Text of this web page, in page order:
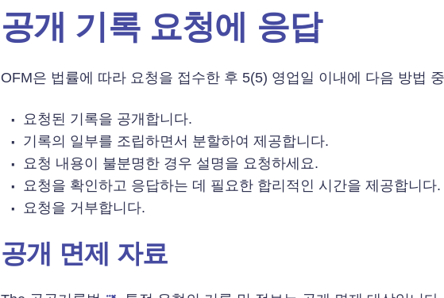
공개 기록 요청에 응답
OFM은 법률에 따라 요청을 접수한 후 5(5) 영업일 이내에 다음 방법
요청된 기록을 공개합니다.
기록의 일부를 조립하면서 분할하여 제공합니다.
요청 내용이 불분명한 경우 설명을 요청하세요.
요청을 확인하고 응답하는 데 필요한 합리적인 시간을 제공합니다.
요청을 거부합니다.
공개 면제 자료